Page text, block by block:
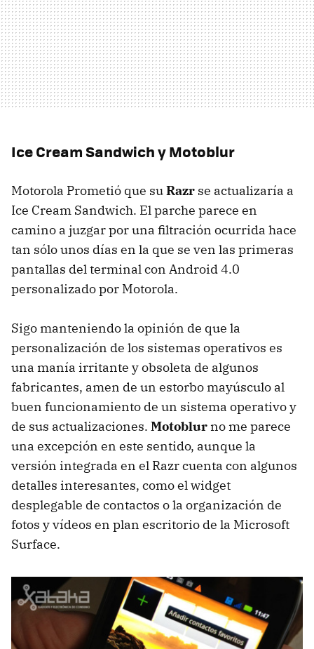
Ice Cream Sandwich y Motoblur
Motorola Prometió que suRazr se actualizaría a
Ice Cream Sandwich. El parche parece en
camino a juzgar por una filtración ocurrida hace
tan sólo unos días en la que se ven las primeras
pantallas del terminal con Android 4.0
personalizado por Motorola.
Sigo manteniendo la opinión de que la
personalización de los sistemas operativos es
una manía irritante y obsoleta de algunos
fabricantes, amen de un estorbo mayúsculo al
buen funcionamiento de un sistema operativo y
de sus actualizaciones. Motoblur no me parece
una excepción en este sentido, aunque la
versión integrada en el Razr cuenta con algunos
detalles interesantes, como el widget
desplegable de contactos o la organización de
fotos y vídeos en plan escritorio de la Microsoft
Surface.